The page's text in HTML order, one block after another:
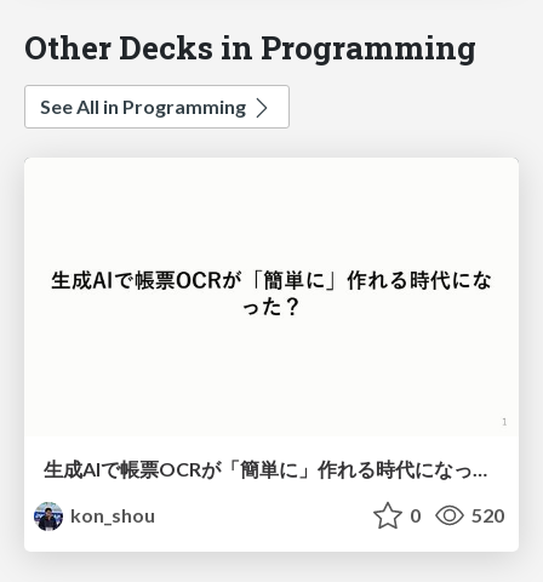
Other Decks in Programming
See All in Programming
kon_shou
0 520